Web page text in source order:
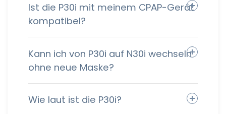
Ist die P30i mit meinem CPAP-Gerät
kompatibel?
Kann ich von P30i auf N30i wechseln
ohne neue Maske?
Wie laut ist die P30i?